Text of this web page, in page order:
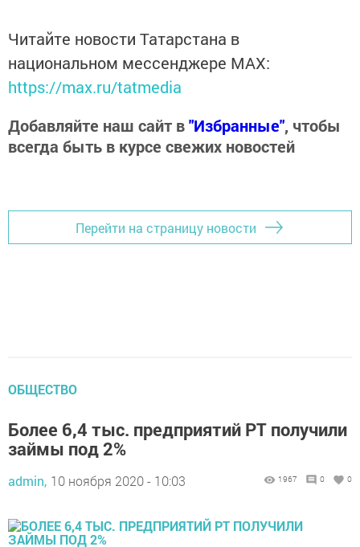
Читайте новости Татарстана в
национальном мессенджере MАХ:
https://max.ru/tatmedia
Добавляйте наш сайт в"Избранные", чтобы
всегда быть в курсе свежих новостей
Перейти на страницу новости
ОБЩЕСТВО
Более 6,4 тыс. предприятий РТ получили
займы под 2%
admin, 10 ноября 2020 - 10:03 1967 0 0